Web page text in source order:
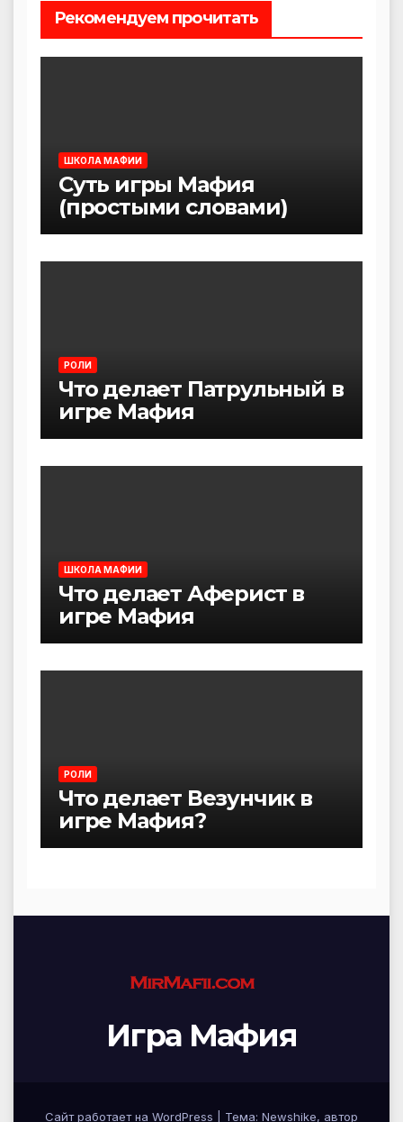
Рекомендуем прочитать
ШКОЛА МАФИИ
Суть игры Мафия
(простыми словами)
РОЛИ
Что делает Патрульный в
игре Мафия
ШКОЛА МАФИИ
Что делает Аферист в
игре Мафия
РОЛИ
Что делает Везунчик в
игре Мафия?
Игра Мафия
Сайт работает на WordPress Тема: Newshike, автор